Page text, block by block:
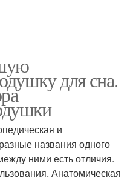
для сна.
и
названия одного
ними есть отличия.
Анатомическая